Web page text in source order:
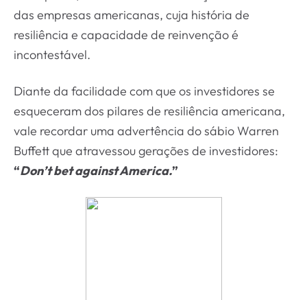
das empresas americanas, cuja história de
resiliência e capacidade de reinvenção é
incontestável.
Diante da facilidade com que os investidores se
esqueceram dos pilares de resiliência americana,
vale recordar uma advertência do sábio Warren
Buffett que atravessou gerações de investidores:
“Don’t bet against America.”